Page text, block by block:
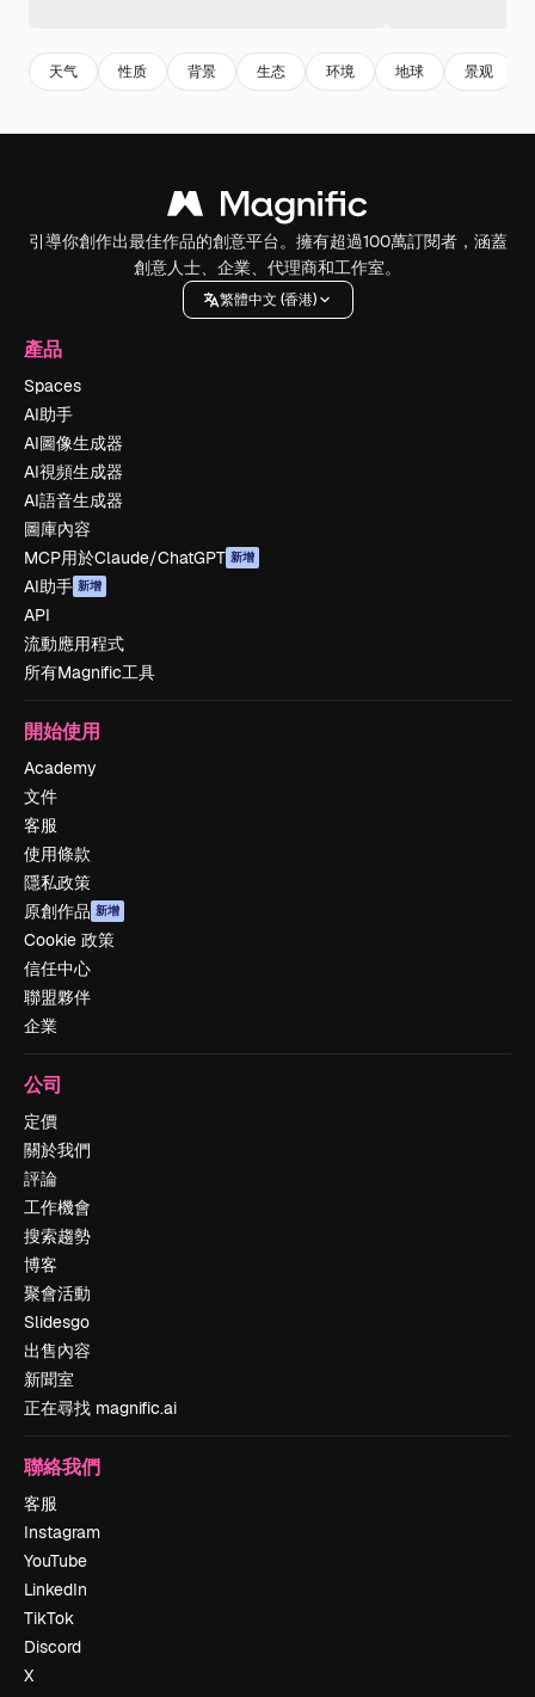
天气 性质 背景 生态 环境 地球 景观
引導你創作出最佳作品的創意平台。擁有超過100萬訂閱者，涵蓋
創意人士、企業、代理商和工作室。
繁體中文 (香港)
產品
Spaces
AI助手
AI圖像生成器
AI視頻生成器
AI語音生成器
圖庫內容
MCP用於Claude/ChatGPT 新增
AI助手 新增
API
流動應用程式
所有Magnific工具
開始使用
Academy
文件
客服
使用條款
隱私政策
原創作品 新增
Cookie 政策
信任中心
聯盟夥伴
企業
公司
定價
關於我們
評論
工作機會
搜索趨勢
博客
聚會活動
Slidesgo
出售內容
新聞室
正在尋找 magnific.ai
聯絡我們
客服
Instagram
YouTube
LinkedIn
TikTok
Discord
X